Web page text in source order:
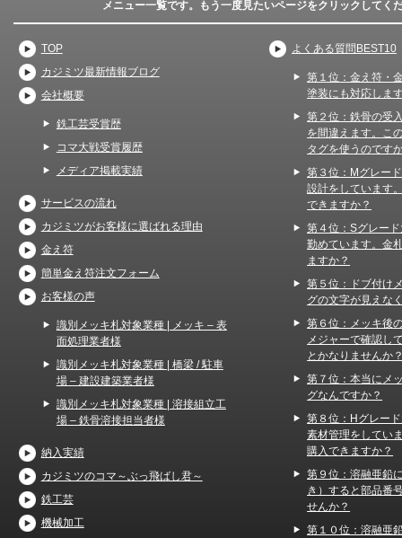
メニュー一覧です。もう一度見たいページをクリックしてく
TOP
カジミツ最新情報ブログ
会社概要
鉄工芸受賞歴
コマ大戦受賞履歴
メディア掲載実績
サービスの流れ
カジミツがお客様に選ばれる理由
金え符
簡単金え符注文フォーム
お客様の声
識別メッキ札対象業種 | メッキ – 表
面処理業者様
識別メッキ札対象業種 | 橋梁 / 駐車
場 – 建設建築業者様
識別メッキ札対象業種 | 溶接組立工
場 – 鉄骨溶接担当者様
納入実績
カジミツのコマ～ぶっ飛ばし君～
鉄工芸
機械加工
よくある質問BEST10
第１位：金え符・
塗装にも対応しま
第２位：鉄骨の受
を間違えます。こ
タグを使うのです
第３位：Mグレー
設計をしています
できますか？
第４位：Sグレー
勤めています。金
ますか？
第５位：ドブ付け
グの文字が見えな
第６位：メッキ後
メジャーで確認し
とかなりませんか
第７位：本当にメ
グなんですか？
第８位：Hグレー
素材管理をしてい
購入できますか？
第９位：溶融亜鉛
き）すると部品番
せんか？
第１０位：溶融亜